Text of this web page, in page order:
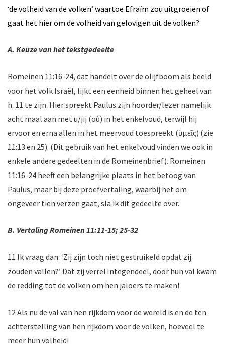
‘de volheid van de volken’ waartoe Efraïm zou uitgroeien of
gaat het hier om de volheid van gelovigen uit de volken?
A. Keuze van het tekstgedeelte
Romeinen 11:16-24, dat handelt over de olijfboom als beeld
voor het volk Israël, lijkt een eenheid binnen het geheel van
h. 11 te zijn. Hier spreekt Paulus zijn hoorder/lezer namelijk
acht maal aan met u/jij (σύ) in het enkelvoud, terwijl hij
ervoor en erna allen in het meervoud toespreekt (ὑμεῖς) (zie
11:13 en 25). (Dit gebruik van het enkelvoud vinden we ook in
enkele andere gedeelten in de Romeinenbrief). Romeinen
11:16-24 heeft een belangrijke plaats in het betoog van
Paulus, maar bij deze proefvertaling, waarbij het om
ongeveer tien verzen gaat, sla ik dit gedeelte over.
B. Vertaling Romeinen 11:11-15; 25-32
11 Ik vraag dan: ‘Zij zijn toch niet gestruikeld opdat zij
zouden vallen?’ Dat zij verre! Integendeel, door hun val kwam
de redding tot de volken om hen jaloers te maken!
12 Als nu de val van hen rijkdom voor de wereld is en de ten
achterstelling van hen rijkdom voor de volken, hoeveel te
meer hun volheid!